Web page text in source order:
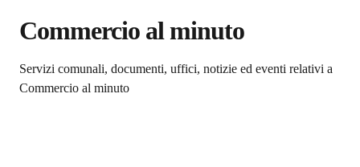
Commercio al minuto
Dettagli dell'argomento
Servizi comunali, documenti, uffici, notizie ed eventi relativi a
Commercio al minuto